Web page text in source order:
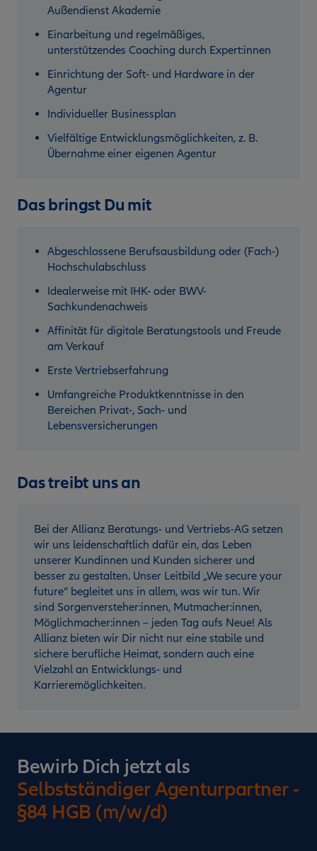
Außendienst Akademie
Einarbeitung und regelmäßiges,
unterstützendes Coaching durch Expert:innen
Einrichtung der Soft- und Hardware in der
Agentur
Individueller Businessplan
Vielfältige Entwicklungsmöglichkeiten, z. B.
Übernahme einer eigenen Agentur
Das bringst Du mit
Abgeschlossene Berufsausbildung oder (Fach-)
Hochschulabschluss
Idealerweise mit IHK- oder BWV-
Sachkundenachweis
Affinität für digitale Beratungstools und Freude
am Verkauf
Erste Vertriebserfahrung
Umfangreiche Produktkenntnisse in den
Bereichen Privat-, Sach- und
Lebensversicherungen
Das treibt uns an
Bei der Allianz Beratungs- und Vertriebs-AG setzen
wir uns leidenschaftlich dafür ein, das Leben
unserer Kundinnen und Kunden sicherer und
besser zu gestalten. Unser Leitbild „We secure your
future“ begleitet uns in allem, was wir tun. Wir
sind Sorgenversteher:innen, Mutmacher:innen,
Möglichmacher:innen – jeden Tag aufs Neue! Als
Allianz bieten wir Dir nicht nur eine stabile und
sichere berufliche Heimat, sondern auch eine
Vielzahl an Entwicklungs- und
Karrieremöglichkeiten.
Bewirb Dich jetzt als
Selbstständiger Agenturpartner -
§84 HGB (m/w/d)